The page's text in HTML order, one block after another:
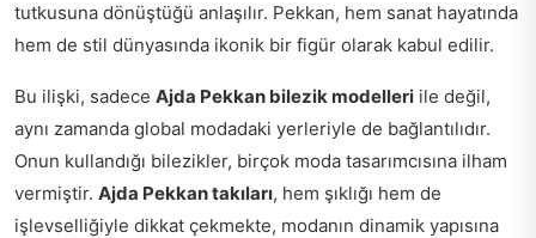
tutkusuna dönüştüğü anlaşılır. Pekkan, hem sanat hayatında
hem de stil dünyasında ikonik bir figür olarak kabul edilir.
Bu ilişki, sadece Ajda Pekkan bilezik modelleri ile değil,
aynı zamanda global modadaki yerleriyle de bağlantılıdır.
Onun kullandığı bilezikler, birçok moda tasarımcısına ilham
vermiştir. Ajda Pekkan takıları, hem şıklığı hem de
işlevselliğiyle dikkat çekmekte, modanın dinamik yapısına